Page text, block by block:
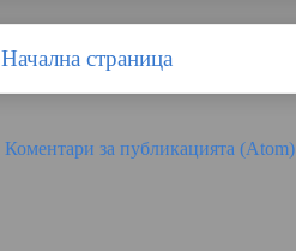
Начална страница
Коментари за публикацията (Atom)